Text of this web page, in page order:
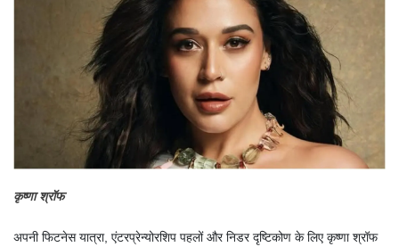
कृष्णा श्रॉफ
अपनी फिटनेस यात्रा, एंटरप्रेन्योरशिप पहलों और निडर दृष्टिकोण के लिए कृष्णा श्रॉफ